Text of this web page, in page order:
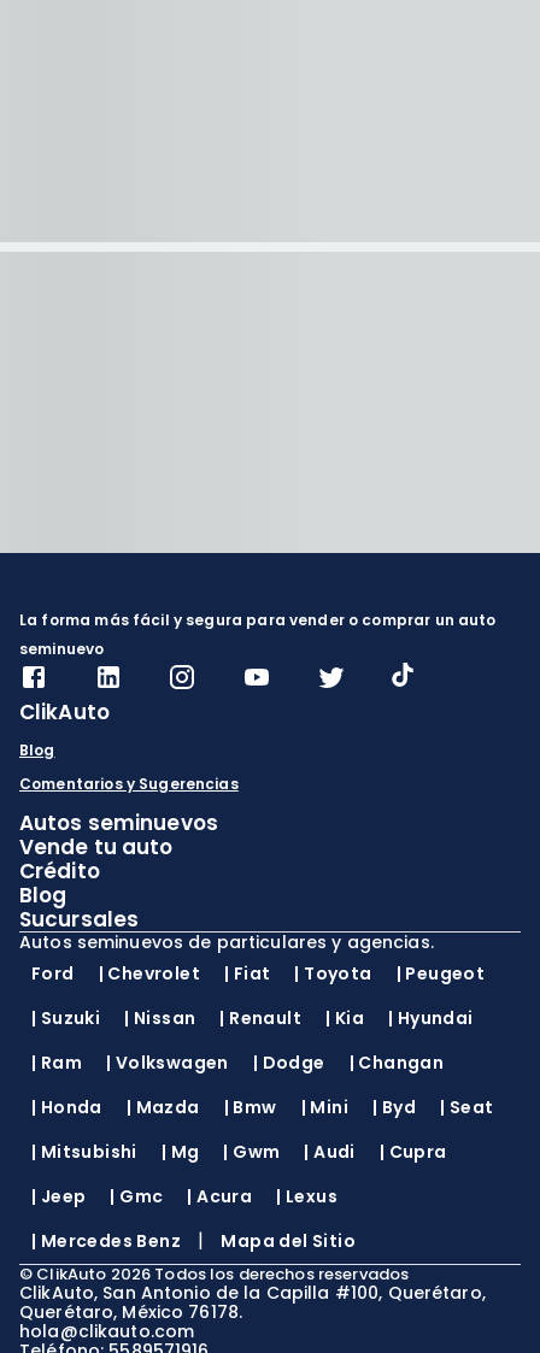
La forma más fácil y segura para vender o comprar un auto
seminuevo
ClikAuto
Blog
Comentarios y Sugerencias
Autos seminuevos
Vende tu auto
Crédito
Blog
Sucursales
Autos seminuevos de particulares y agencias.
Ford
| Chevrolet | Fiat | Toyota | Peugeot
| Suzuki | Nissan | Renault | Kia | Hyundai
| Ram | Volkswagen | Dodge | Changan
| Honda | Mazda | Bmw | Mini | Byd | Seat
| Mitsubishi | Mg | Gwm |Audi | Cupra
| Jeep | Gmc |Acura | Lexus
| Mercedes Benz | Mapa del Sitio
© ClikAuto 2026 Todos los derechos reservados
ClikAuto, San Antonio de la Capilla #100, Querétaro,
Querétaro, México 76178.
hola@clikauto.com